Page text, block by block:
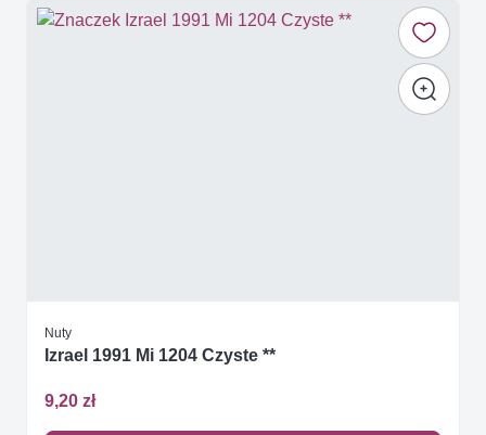
Nuty
Izrael 1991 Mi 1204 Czyste **
9,20 zł